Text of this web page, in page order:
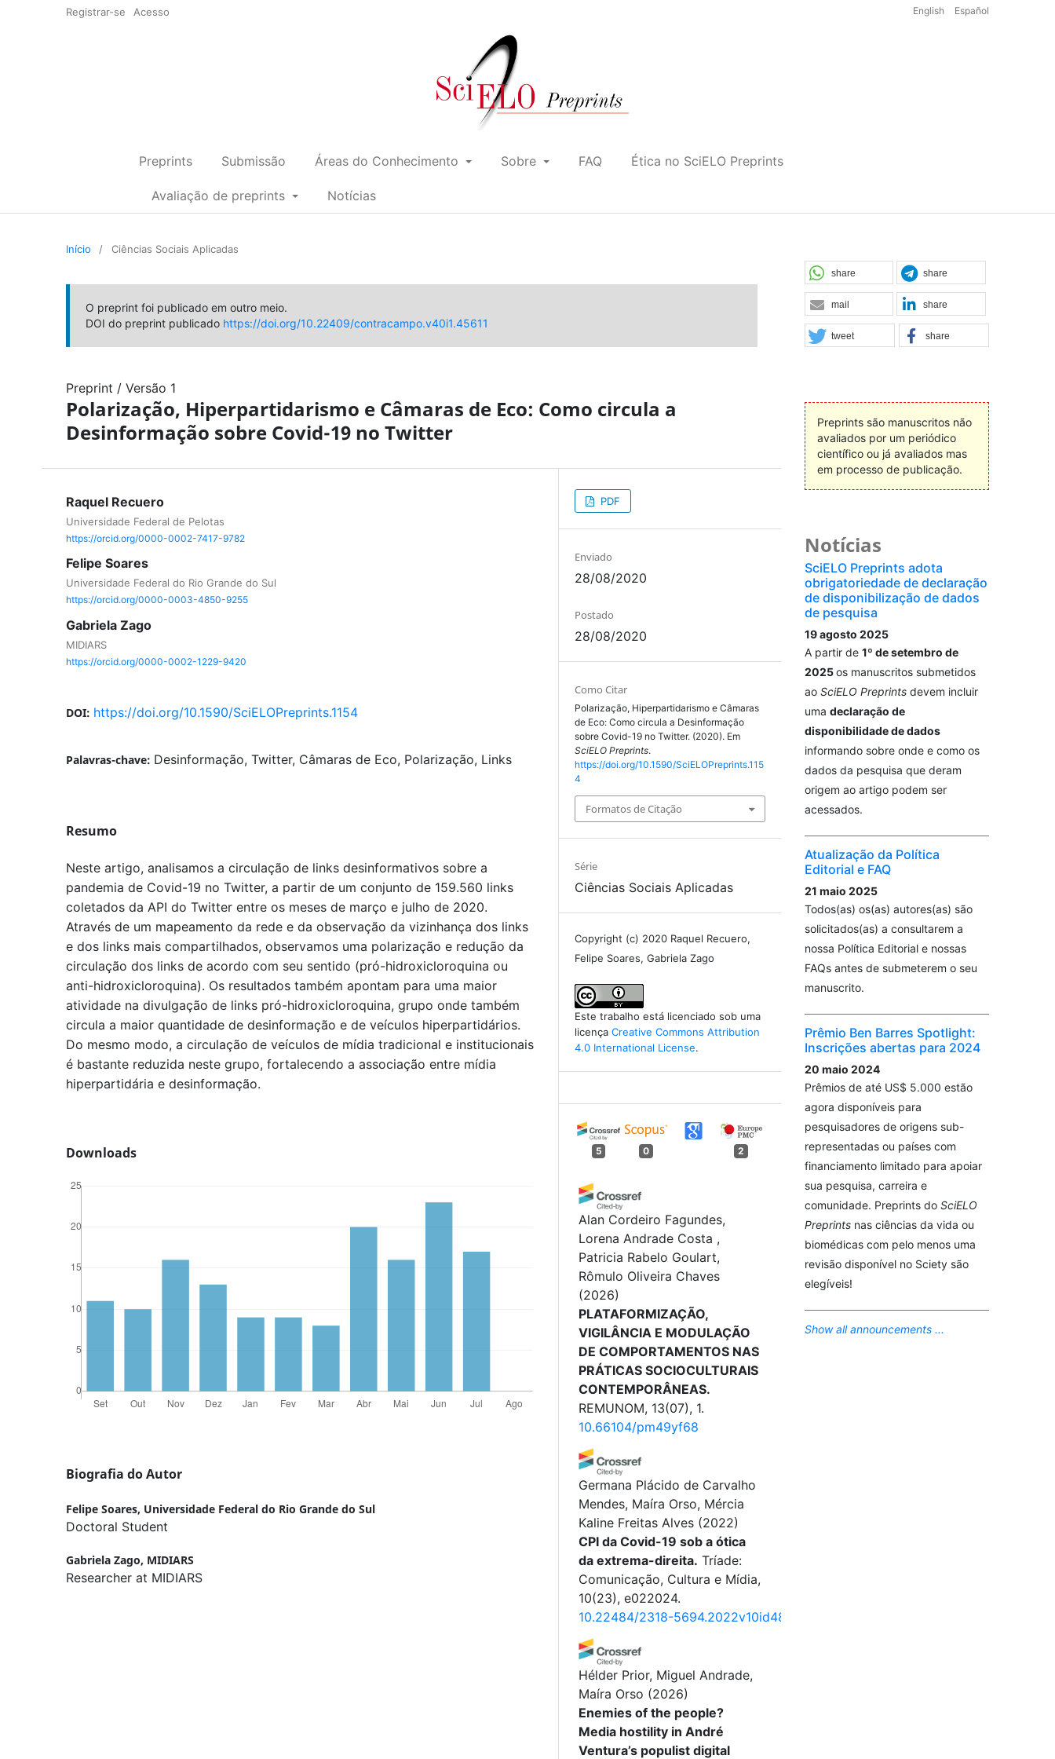
Registrar-se Acesso English Español
Preprints Submissão Áreas do Conhecimento Sobre FAQ Ética no SciELO Preprints
Avaliação de preprints Notícias
Início / Ciências Sociais Aplicadas
O preprint foi publicado em outro meio.
DOI do preprint publicado https://doi.org/10.22409/contracampo.v40i1.45611
Preprint / Versão 1
Polarização, Hiperpartidarismo e Câmaras de Eco: Como circula a
Desinformação sobre Covid-19 no Twitter
Raquel Recuero
Universidade Federal de Pelotas
https://orcid.org/0000-0002-7417-9782
Felipe Soares
Universidade Federal do Rio Grande do Sul
https://orcid.org/0000-0003-4850-9255
Gabriela Zago
MIDIARS
https://orcid.org/0000-0002-1229-9420
DOI: https://doi.org/10.1590/SciELOPreprints.1154
Palavras-chave: Desinformação, Twitter, Câmaras de Eco, Polarização, Links
Resumo
Neste artigo, analisamos a circulação de links desinformativos sobre a
pandemia de Covid-19 no Twitter, a partir de um conjunto de 159.560 links
coletados da API do Twitter entre os meses de março e julho de 2020.
Através de um mapeamento da rede e da observação da vizinhança dos links
e dos links mais compartilhados, observamos uma polarização e redução da
circulação dos links de acordo com seu sentido (pró-hidroxicloroquina ou
anti-hidroxicloroquina). Os resultados também apontam para uma maior
atividade na divulgação de links pró-hidroxicloroquina, grupo onde também
circula a maior quantidade de desinformação e de veículos hiperpartidários.
Do mesmo modo, a circulação de veículos de mídia tradicional e institucionais
é bastante reduzida neste grupo, fortalecendo a associação entre mídia
hiperpartidária e desinformação.
Downloads
Biografia do Autor
Felipe Soares, Universidade Federal do Rio Grande do Sul
Doctoral Student
Gabriela Zago, MIDIARS
Researcher at MIDIARS
PDF
Enviado
28/08/2020
Postado
28/08/2020
Como Citar
Polarização, Hiperpartidarismo e Câmaras
de Eco: Como circula a Desinformação
sobre Covid-19 no Twitter. (2020). Em
SciELO Preprints.
https://doi.org/10.1590/SciELOPreprints.115
4
Formatos de Citação
Série
Ciências Sociais Aplicadas
Copyright (c) 2020 Raquel Recuero,
Felipe Soares, Gabriela Zago
Este trabalho está licenciado sob uma
licençaCreative Commons Attribution
4.0 International License.
5 0 2
Alan Cordeiro Fagundes,
Lorena Andrade Costa ,
Patricia Rabelo Goulart,
Rômulo Oliveira Chaves
(2026)
PLATAFORMIZAÇÃO,
VIGILÂNCIA E MODULAÇÃO
DE COMPORTAMENTOS NAS
PRÁTICAS SOCIOCULTURAIS
CONTEMPORÂNEAS.
REMUNOM, 13(07), 1.
10.66104/pm49yf68
Germana Plácido de Carvalho
Mendes, Maíra Orso, Mércia
Kaline Freitas Alves (2022)
CPI da Covid-19 sob a ótica
da extrema-direita. Tríade:
Comunicação, Cultura e Mídia,
10(23), e022024.
10.22484/2318-5694.2022v10id4875
Hélder Prior, Miguel Andrade,
Maíra Orso (2026)
Enemies of the people?
Media hostility in André
Ventura’s populist digital
share share
mail share
tweet share
Preprints são manuscritos não
avaliados por um periódico
científico ou já avaliados mas
em processo de publicação.
Notícias
SciELO Preprints adota
obrigatoriedade de declaração
de disponibilização de dados
de pesquisa
19 agosto 2025
A partir de 1º de setembro de
2025os manuscritos submetidos
ao SciELO Preprintsdevem incluir
uma declaração de
disponibilidade de dados
informando sobre onde e como os
dados da pesquisa que deram
origem ao artigo podem ser
acessados.
Atualização da Política
Editorial e FAQ
21 maio 2025
Todos(as) os(as) autores(as) são
solicitados(as) a consultarem a
nossa Política Editorial e nossas
FAQs antes de submeterem o seu
manuscrito.
Prêmio Ben Barres Spotlight:
Inscrições abertas para 2024
20 maio 2024
Prêmios de até US$ 5.000 estão
agora disponíveis para
pesquisadores de origens sub-
representadas ou países com
financiamento limitado para apoiar
sua pesquisa, carreira e
comunidade. Preprints do SciELO
Preprintsnas ciências da vida ou
biomédicas com pelo menos uma
revisão disponível no Sciety são
elegíveis!
Show all announcements ...